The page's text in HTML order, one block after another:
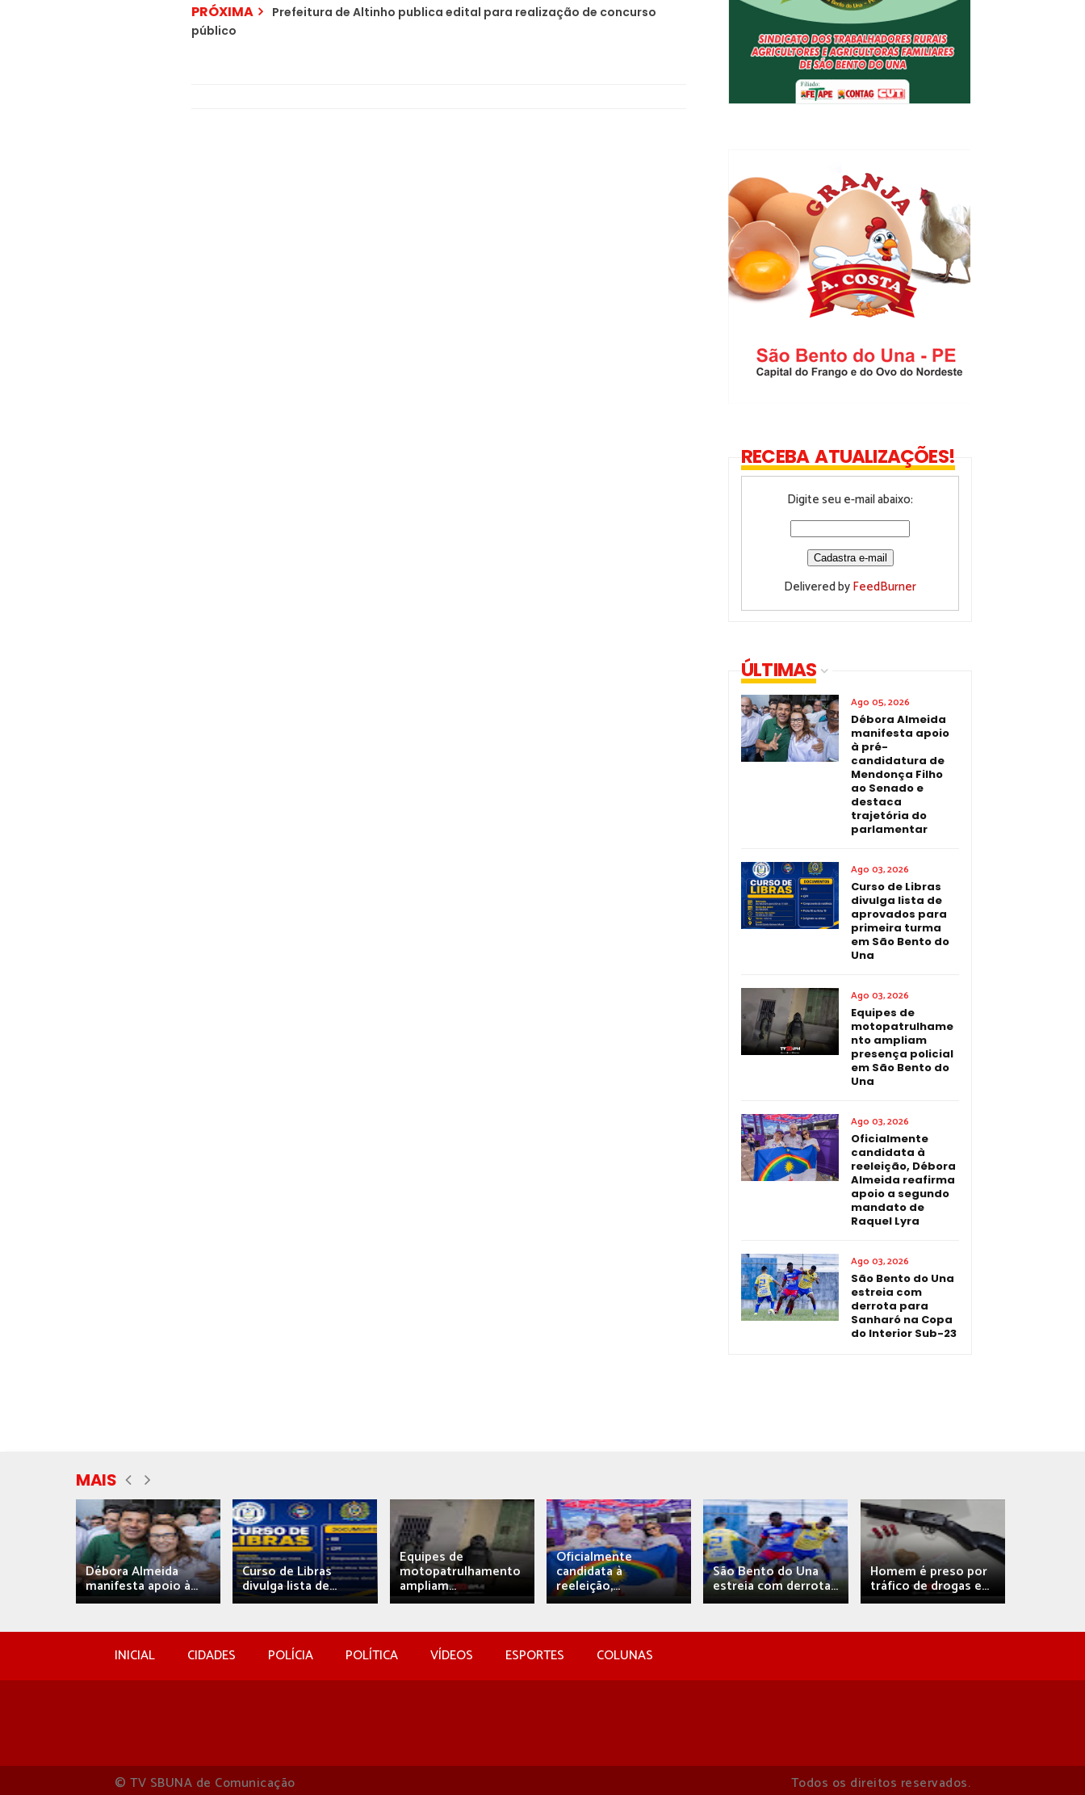
PRÓXIMA
Prefeitura de Altinho publica edital para realização de concurso
público
RECEBA ATUALIZAÇÕES!
Digite seu e-mail abaixo:
Delivered byFeedBurner
ÚLTIMAS
Ago 05, 2026
Débora Almeida
manifesta apoio
à pré-
candidatura de
Mendonça Filho
ao Senado e
destaca
trajetória do
parlamentar
Ago 03, 2026
Curso de Libras
divulga lista de
aprovados para
primeira turma
em São Bento do
Una
Ago 03, 2026
Equipes de
motopatrulhame
nto ampliam
presença policial
em São Bento do
Una
Ago 03, 2026
Oficialmente
candidata à
reeleição, Débora
Almeida reafirma
apoio a segundo
mandato de
Raquel Lyra
Ago 03, 2026
São Bento do Una
estreia com
derrota para
Sanharó na Copa
do Interior Sub-23
MAIS
Débora Almeida
manifesta apoio à...
Curso de Libras
divulga lista de...
Equipes de
motopatrulhamento
ampliam...
Oficialmente
candidata à
reeleição,...
São Bento do Una
estreia com derrota...
Homem é preso por
tráfico de drogas e...
INICIAL CIDADES POLÍCIA POLÍTICA VÍDEOS ESPORTES COLUNAS
© TV SBUNA de Comunicação Todos os direitos reservados.